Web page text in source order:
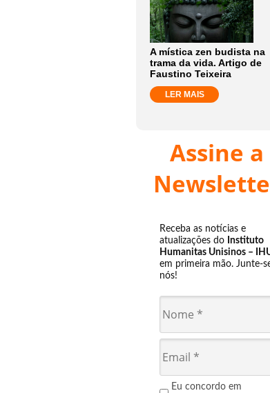
A mística zen budista na
trama da vida. Artigo de
Faustino Teixeira
LER MAIS
Assine a
Receba as notícias e
atualizações do Instituto
Humanitas Unisinos –
em primeira mão. Junte-
nós!
Eu concordo em